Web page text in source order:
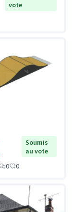
vote
Soumis
au vote
0 0